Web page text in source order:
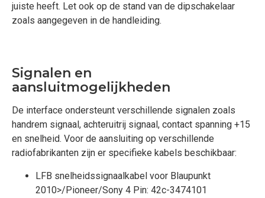
juiste heeft. Let ook op de stand van de dipschakelaar
zoals aangegeven in de handleiding.
Signalen en
aansluitmogelijkheden
De interface ondersteunt verschillende signalen zoals
handrem signaal, achteruitrij signaal, contact spanning +15
en snelheid. Voor de aansluiting op verschillende
radiofabrikanten zijn er specifieke kabels beschikbaar:
LFB snelheidssignaalkabel voor Blaupunkt
2010>/Pioneer/Sony 4 Pin: 42c-3474101